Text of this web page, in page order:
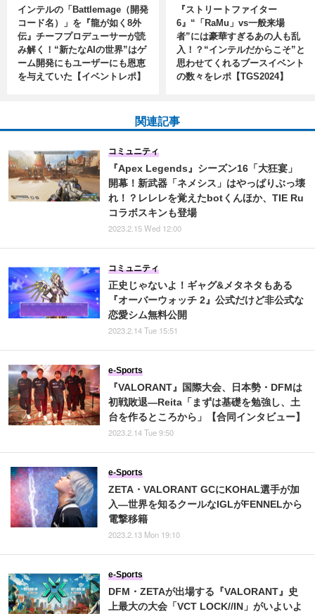
インテルの「Battlemage（開発
コード名）」を『龍が如く8外
伝』チーフプロデューサーが読
み解く！“新たなAIの世界”はゲ
ーム開発にもユーザーにも恩恵
を与えていた【イベントレポ】
『ストリートファイター
6』“「RaMu」vs一般来場
者”には豪華すぎるあの人も乱
入！？“インテルだからこそ”と
思わせてくれるブースイベント
の数々をレポ【TGS2024】
関連記事
『Apex Legends』シーズン16「大狂宴」
開幕！新武器「ネメシス」はやっぱりぶっ壊
れ！？レレレを覚えたbotくんほか、TIE Ru
コラボスキンも登場
コミュニティ
2023.2.15 Wed 12:00
正史じゃないよ！ギャグ&メタネタもある
『オーバーウォッチ 2』公式だけど非公式な
恋愛シム無料公開
コミュニティ
2023.2.14 Tue 15:51
『VALORANT』国際大会、日本勢・DFMは
初戦敗退―Reita「まずは基礎を勉強し、土
台を作るところから」【合同インタビュー】
e-Sports
2023.2.14 Tue 9:50
ZETA・VALORANT GCにKOHAL選手が加
入―世界を知るクールなIGLがFENNELから
電撃移籍
e-Sports
2023.2.13 Mon 19:10
DFM・ZETAが出場する『VALORANT』史
上最大の大会「VCT LOCK//IN」がいよいよ
e-Sports